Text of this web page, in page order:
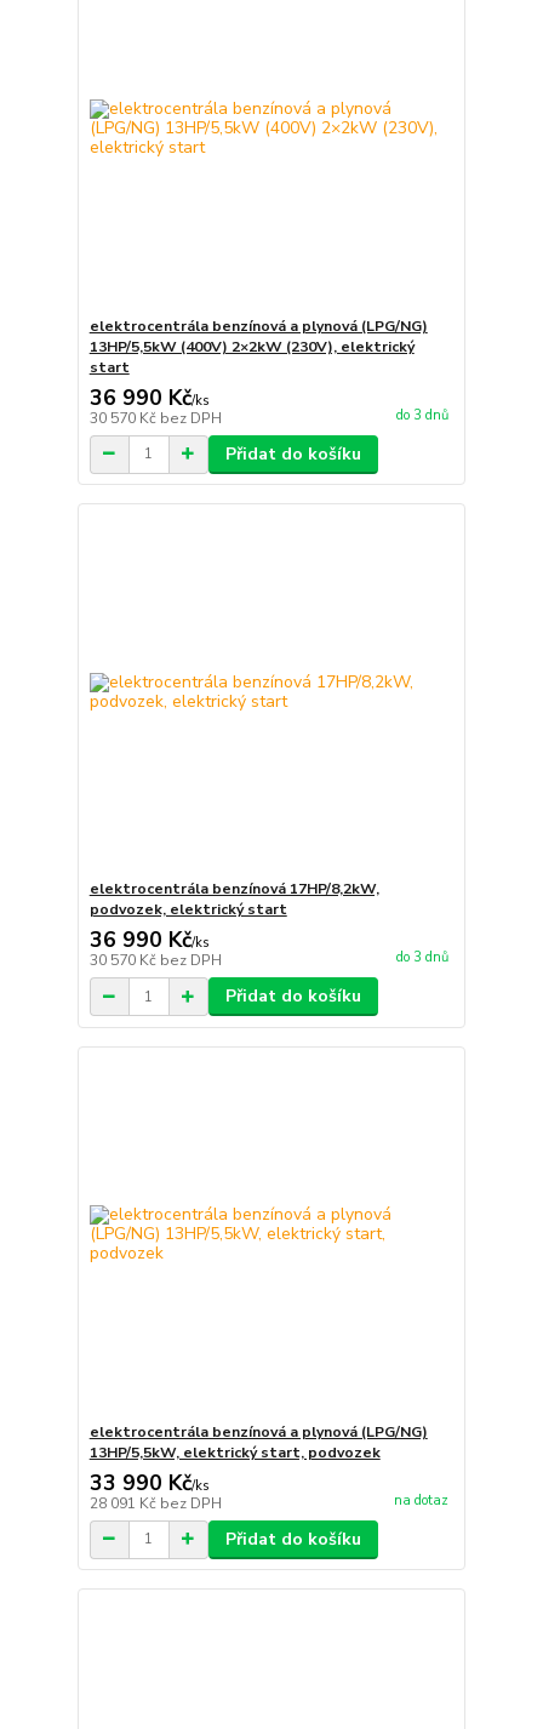
elektrocentrála benzínová a plynová (LPG/NG)
13HP/5,5kW (400V) 2×2kW (230V), elektrický
start
36 990 Kč/ks
30 570 Kč bez DPH do 3 dnů
Přidat do košíku
elektrocentrála benzínová 17HP/8,2kW,
podvozek, elektrický start
36 990 Kč/ks
30 570 Kč bez DPH do 3 dnů
Přidat do košíku
elektrocentrála benzínová a plynová (LPG/NG)
13HP/5,5kW, elektrický start, podvozek
33 990 Kč/ks
28 091 Kč bez DPH na dotaz
Přidat do košíku